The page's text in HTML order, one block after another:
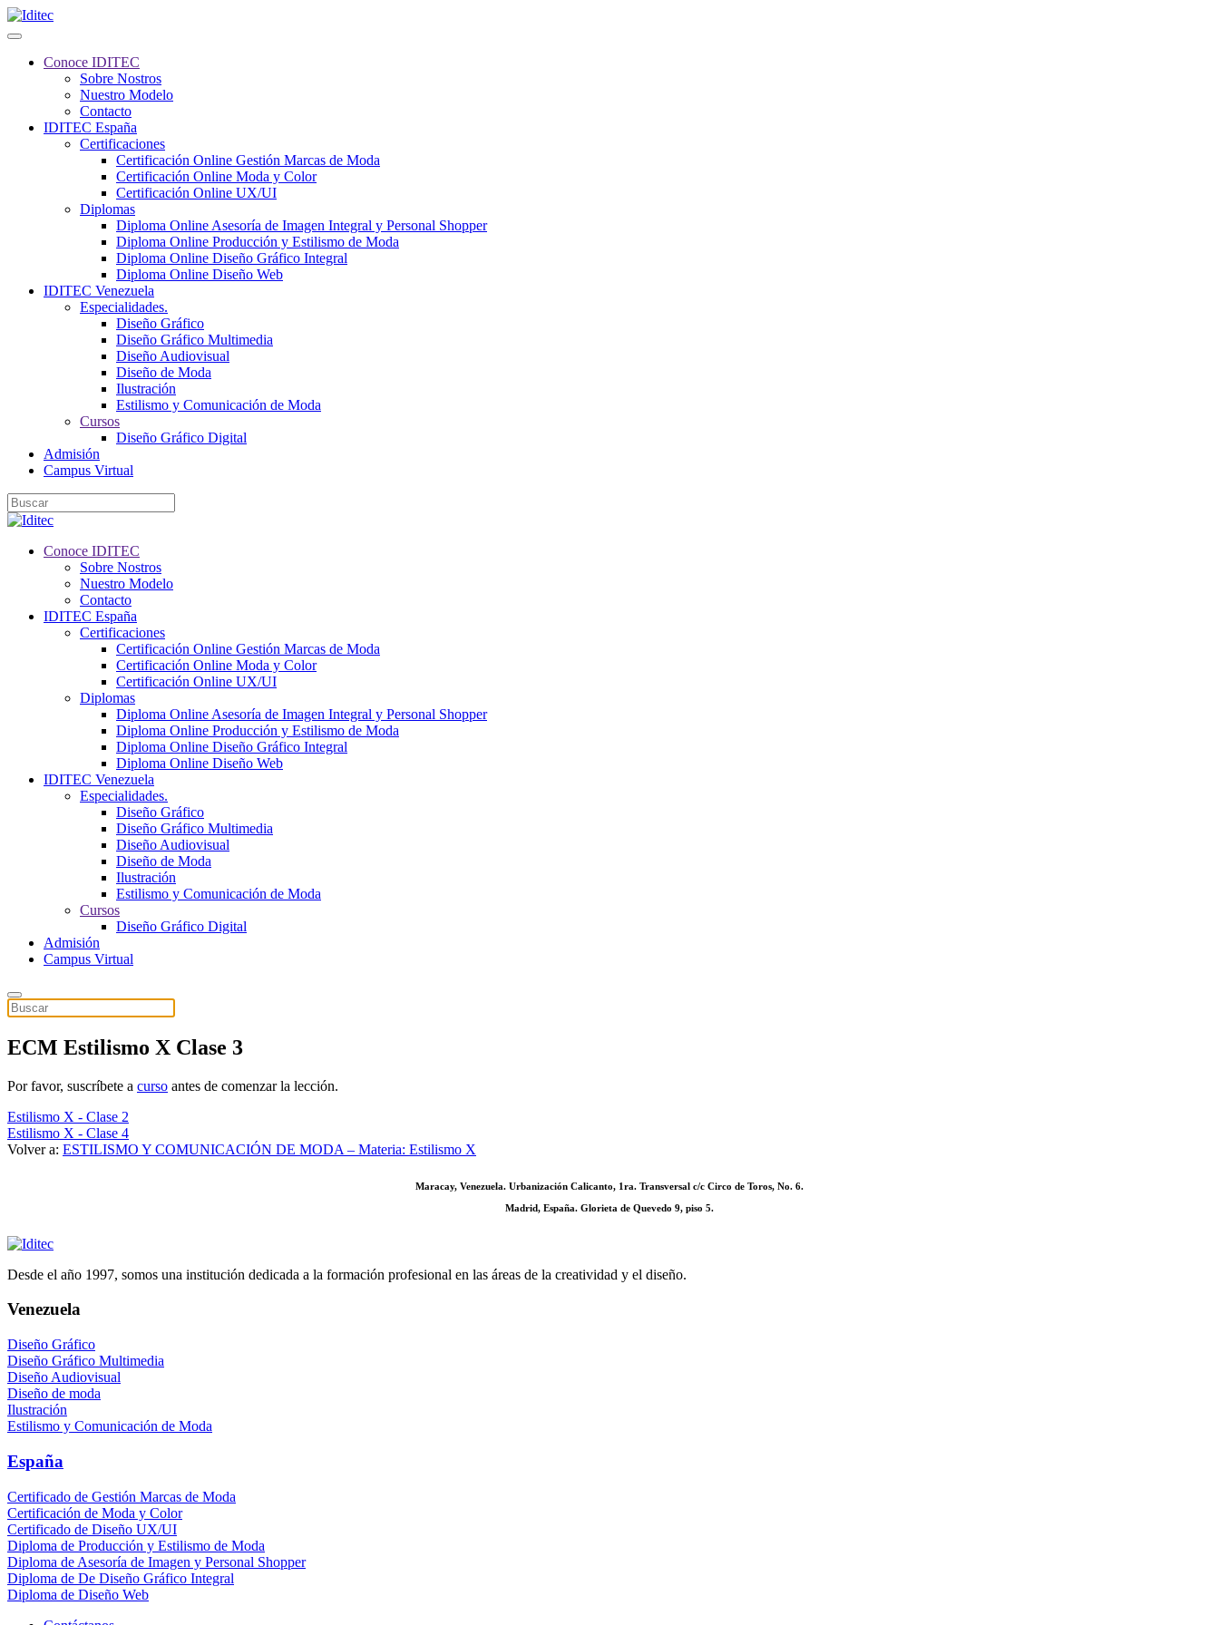
Conoce IDITEC
Sobre Nostros
Nuestro Modelo
Contacto
IDITEC España
Certificaciones
Certificación Online Gestión Marcas de Moda
Certificación Online Moda y Color
Certificación Online UX/UI
Diplomas
Diploma Online Asesoría de Imagen Integral y Personal Shopper
Diploma Online Producción y Estilismo de Moda
Diploma Online Diseño Gráfico Integral
Diploma Online Diseño Web
IDITEC Venezuela
Especialidades.
Diseño Gráfico
Diseño Gráfico Multimedia
Diseño Audiovisual
Diseño de Moda
Ilustración
Estilismo y Comunicación de Moda
Cursos
Diseño Gráfico Digital
Admisión
Campus Virtual
Conoce IDITEC
Sobre Nostros
Nuestro Modelo
Contacto
IDITEC España
Certificaciones
Certificación Online Gestión Marcas de Moda
Certificación Online Moda y Color
Certificación Online UX/UI
Diplomas
Diploma Online Asesoría de Imagen Integral y Personal Shopper
Diploma Online Producción y Estilismo de Moda
Diploma Online Diseño Gráfico Integral
Diploma Online Diseño Web
IDITEC Venezuela
Especialidades.
Diseño Gráfico
Diseño Gráfico Multimedia
Diseño Audiovisual
Diseño de Moda
Ilustración
Estilismo y Comunicación de Moda
Cursos
Diseño Gráfico Digital
Admisión
Campus Virtual
ECM Estilismo X Clase 3
Por favor, suscríbete a curso antes de comenzar la lección.
Estilismo X - Clase 2
Estilismo X - Clase 4
Volver a: ESTILISMO Y COMUNICACIÓN DE MODA – Materia: Estilismo X
Maracay, Venezuela. Urbanización Calicanto, 1ra. Transversal c/c Circo de Toros, No. 6.
Madrid, España. Glorieta de Quevedo 9, piso 5.
Desde el año 1997, somos una institución dedicada a la formación profesional en las áreas de la creatividad y el diseño.
Venezuela
Diseño Gráfico
Diseño Gráfico Multimedia
Diseño Audiovisual
Diseño de moda
Ilustración
Estilismo y Comunicación de Moda
España
Certificado de Gestión Marcas de Moda
Certificación de Moda y Color
Certificado de Diseño UX/UI
Diploma de Producción y Estilismo de Moda
Diploma de Asesoría de Imagen y Personal Shopper
Diploma de De Diseño Gráfico Integral
Diploma de Diseño Web